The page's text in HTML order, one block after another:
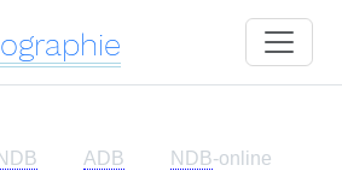
NDB ADB NDB-online